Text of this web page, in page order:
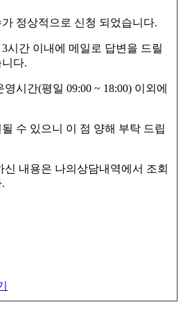
정상적으로 신청 되었습니다.
시간 이내에 메일로 답변을 드릴
다.
시간(평일 09:00 ~ 18:00) 이외에
수 있으니 이 점 양해 부탁 드립
신 내용은 나의상담내역에서 조회